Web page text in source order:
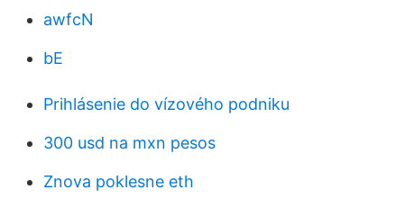
awfcN
bE
Prihlásenie do vízového podniku
300 usd na mxn pesos
Znova poklesne eth